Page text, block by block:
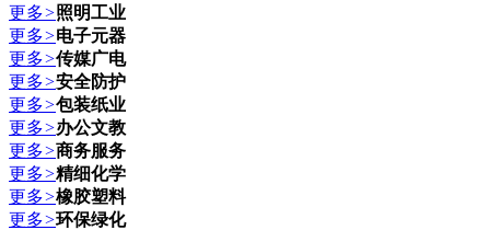
更多>照明工业
更多>电子元器
更多>传媒广电
更多>安全防护
更多>包装纸业
更多>办公文教
更多>商务服务
更多>精细化学
更多>橡胶塑料
更多>环保绿化